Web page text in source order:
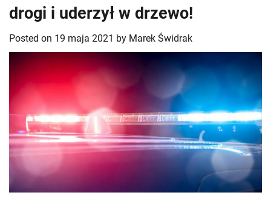
drogi i uderzył w drzewo!
Posted on 19 maja 2021 by Marek Świdrak